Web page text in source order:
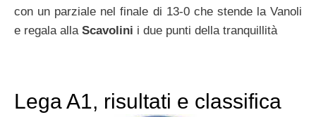
con un parziale nel finale di 13-0 che stende la Vanoli
e regala alla Scavolini i due punti della tranquillità
Lega A1, risultati e classifica